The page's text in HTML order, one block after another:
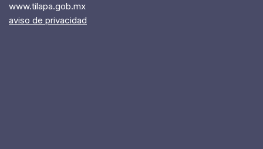
www.tilapa.gob.mx
aviso de privacidad